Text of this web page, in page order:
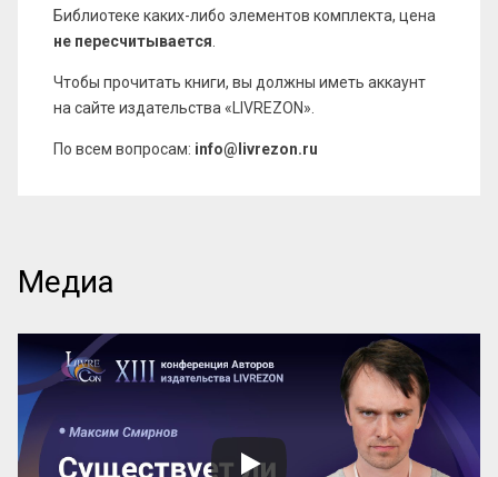
Библиотеке каких-либо элементов комплекта, цена
не пересчитывается
Чтобы прочитать книги, вы должны иметь аккаунт
на сайте издательства «LIVREZON».
По всем вопросам: info@livrezon.ru
Медиа